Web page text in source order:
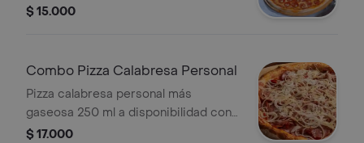
salsa napoles de la casa, queso
$ 15.000
Combo Pizza Calabresa Personal
Pizza calabresa personal más
gaseosa 250 ml a disponibilidad con
masa y salsa napoles de la casa,
$ 17.000